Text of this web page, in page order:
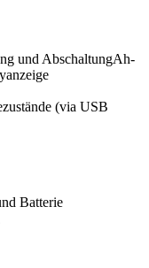
und AbschaltungAh-
(via USB
Batterie